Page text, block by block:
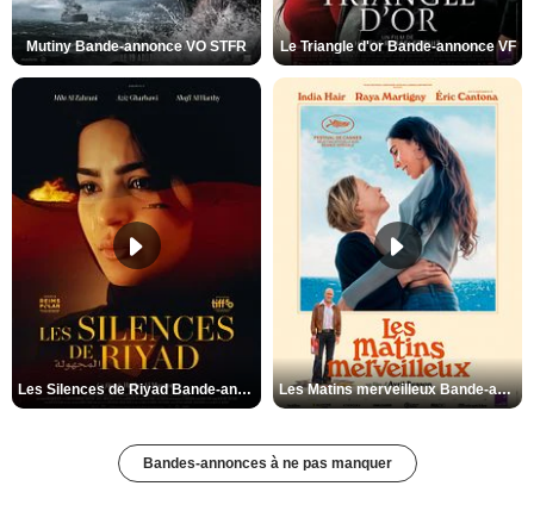
Mutiny Bande-annonce VO STFR Le Triangle d'or Bande-annonce VF
Les Silences de Riyad Bande-annonce VO STFR Les Matins merveilleux Bande-annonce VF
Bandes-annonces à ne pas manquer